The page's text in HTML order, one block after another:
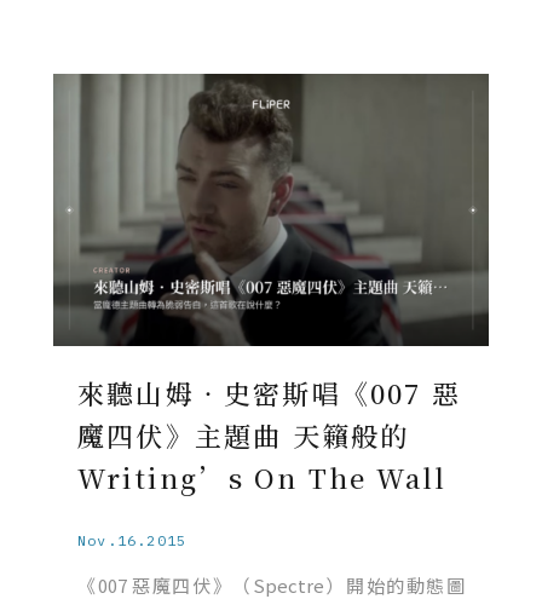
來聽山姆‧史密斯唱《007 惡
魔四伏》主題曲 天籟般的
Writing’s On The Wall
Nov.16.2015
《007 惡魔四伏》（Spectre）開始的動態圖